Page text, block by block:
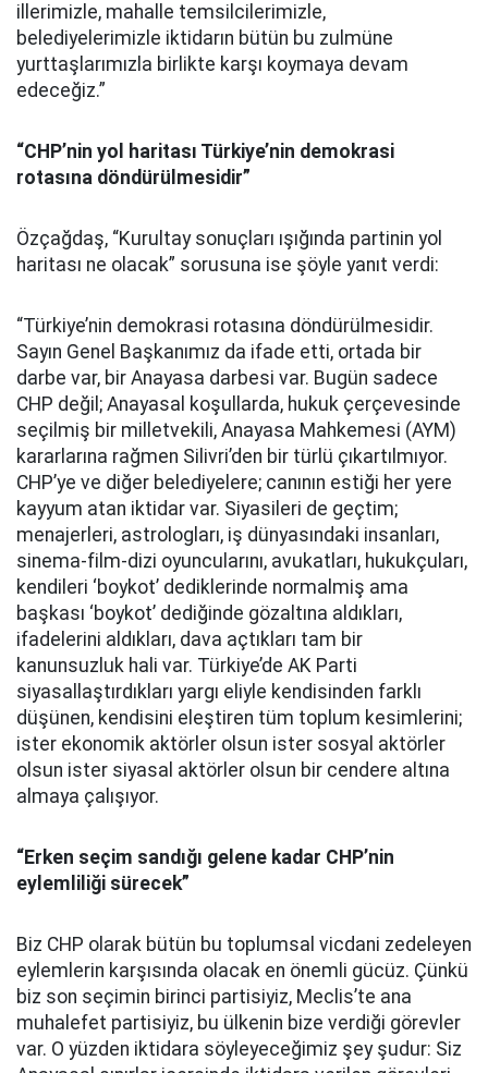
illerimizle, mahalle temsilcilerimizle,
belediyelerimizle iktidarın bütün bu zulmüne
yurttaşlarımızla birlikte karşı koymaya devam
edeceğiz.”
“CHP’nin yol haritası Türkiye’nin demokrasi
rotasına döndürülmesidir”
Özçağdaş, “Kurultay sonuçları ışığında partinin yol
haritası ne olacak” sorusuna ise şöyle yanıt verdi:
“Türkiye’nin demokrasi rotasına döndürülmesidir.
Sayın Genel Başkanımız da ifade etti, ortada bir
darbe var, bir Anayasa darbesi var. Bugün sadece
CHP değil; Anayasal koşullarda, hukuk çerçevesinde
seçilmiş bir milletvekili, Anayasa Mahkemesi (AYM)
kararlarına rağmen Silivri’den bir türlü çıkartılmıyor.
CHP’ye ve diğer belediyelere; canının estiği her yere
kayyum atan iktidar var. Siyasileri de geçtim;
menajerleri, astrologları, iş dünyasındaki insanları,
sinema-film-dizi oyuncularını, avukatları, hukukçuları,
kendileri ‘boykot’ dediklerinde normalmiş ama
başkası ‘boykot’ dediğinde gözaltına aldıkları,
ifadelerini aldıkları, dava açtıkları tam bir
kanunsuzluk hali var. Türkiye’de AK Parti
siyasallaştırdıkları yargı eliyle kendisinden farklı
düşünen, kendisini eleştiren tüm toplum kesimlerini;
ister ekonomik aktörler olsun ister sosyal aktörler
olsun ister siyasal aktörler olsun bir cendere altına
almaya çalışıyor.
“Erken seçim sandığı gelene kadar CHP’nin
eylemliliği sürecek”
Biz CHP olarak bütün bu toplumsal vicdani zedeleyen
eylemlerin karşısında olacak en önemli gücüz. Çünkü
biz son seçimin birinci partisiyiz, Meclis’te ana
muhalefet partisiyiz, bu ülkenin bize verdiği görevler
var. O yüzden iktidara söyleyeceğimiz şey şudur: Siz